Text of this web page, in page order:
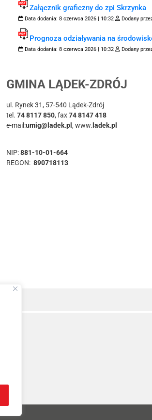
Załącznik graficzny do zpi Skrzynka
Data dodania: 8 czerwca 2026 | 10:32 Dodany
Prognoza odziaływania na
Data dodania: 8 czerwca 2026 | 10:32 Dodany
GMINA LĄDEK-ZDRÓJ
ul. Rynek 31, 57-540 Lądek-Zdrój
tel. 74 8117 850, fax74 8147 418
e-mail:umig@ladek.pl , www. ladek.pl
NIP:881-10-01-664
REGON: 890718113